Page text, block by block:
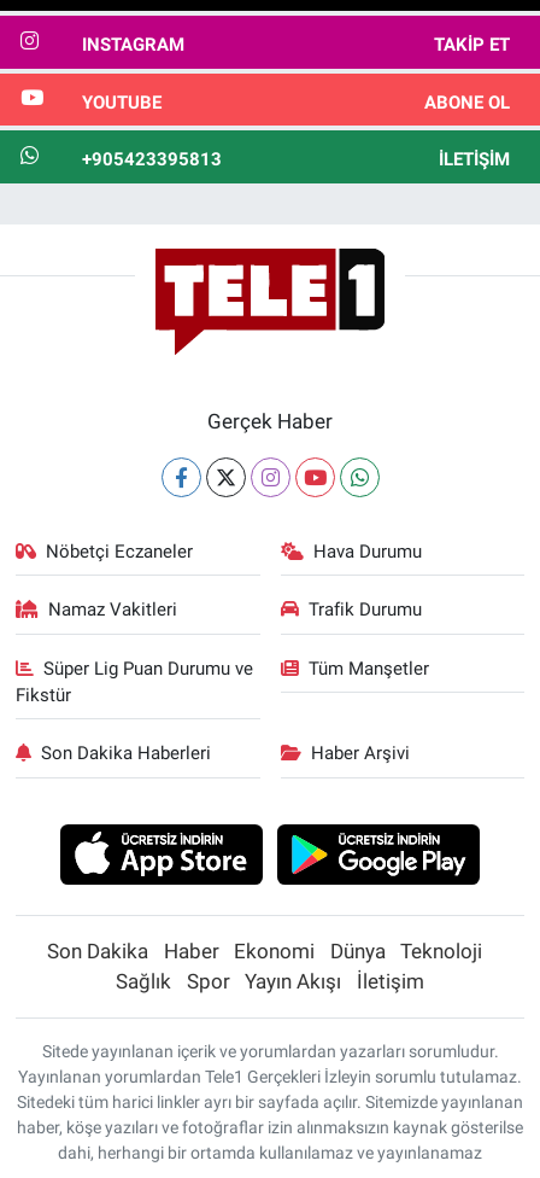
INSTAGRAM TAKIP ET
YOUTUBE ABONE OL
+905423395813 İLETIŞIM
Gerçek Haber
Nöbetçi Eczaneler Hava Durumu
Namaz Vakitleri Trafik Durumu
Süper Lig Puan Durumu ve
Fikstür
Tüm Manşetler
Son Dakika Haberleri Haber Arşivi
Son Dakika Haber Ekonomi Dünya
Teknoloji
Sağlık
Spor Yayın Akışı İletişim
Sitede yayınlanan içerik ve yorumlardan yazarları sorumludur.
Yayınlanan yorumlardan Tele1 Gerçekleri İzleyin sorumlu tutulamaz.
Sitedeki tüm harici linkler ayrı bir sayfada açılır. Sitemizde yayınlanan
haber, köşe yazıları ve fotoğraflar izin alınmaksızın kaynak gösterilse
dahi, herhangi bir ortamda kullanılamaz ve yayınlanamaz